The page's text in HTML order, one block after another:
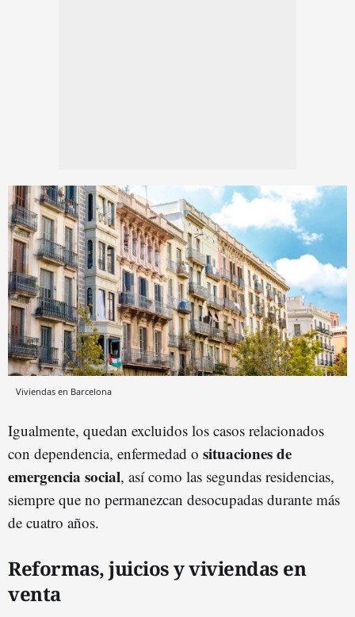
Viviendas en Barcelona
Igualmente, quedan excluidos los casos relacionados
con dependencia, enfermedad o situaciones de
emergencia social, así como las segundas residencias,
siempre que no permanezcan desocupadas durante más
de cuatro años.
Reformas, juicios y viviendas en
venta